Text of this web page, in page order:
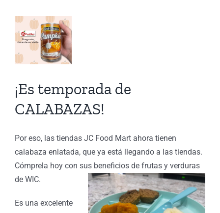
¡Es temporada de
CALABAZAS!
Por eso, las tiendas JC Food Mart ahora tienen
calabaza enlatada, que ya está llegando a las tiendas.
Cómprela hoy con sus beneficios de frutas y verduras
de WIC.
Es una excelente